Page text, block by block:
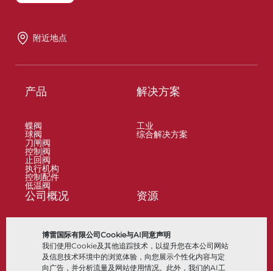
博雷国际有限公司Cookie与AI同意声明
我们使用Cookie及其他追踪技术，以提升您在本公司网站
及信息技术环境中的浏览体验，向您展示个性化内容与定
向广告，并分析流量及网站使用情况。此外，我们的AI工
附近地点
产品
蝶阀
球阀
刀闸阀
控制阀
止回阀
执行机构
控制配件
低温阀
解决方案
工业
综合解决方案
公司概况
合作伙伴
可持续性
客户门户
资源
文档
知识中心
软件
材料选择